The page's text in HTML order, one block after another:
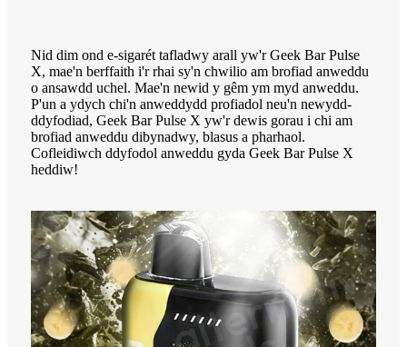
Nid dim ond e-sigarét tafladwy arall yw'r Geek Bar Pulse
X, mae'n berffaith i'r rhai sy'n chwilio am brofiad anweddu
o ansawdd uchel. Mae'n newid y gêm ym myd anweddu.
P'un a ydych chi'n anweddydd profiadol neu'n newydd-
ddyfodiad, Geek Bar Pulse X yw'r dewis gorau i chi am
brofiad anweddu dibynadwy, blasus a pharhaol.
Cofleidiwch ddyfodol anweddu gyda Geek Bar Pulse X
heddiw!